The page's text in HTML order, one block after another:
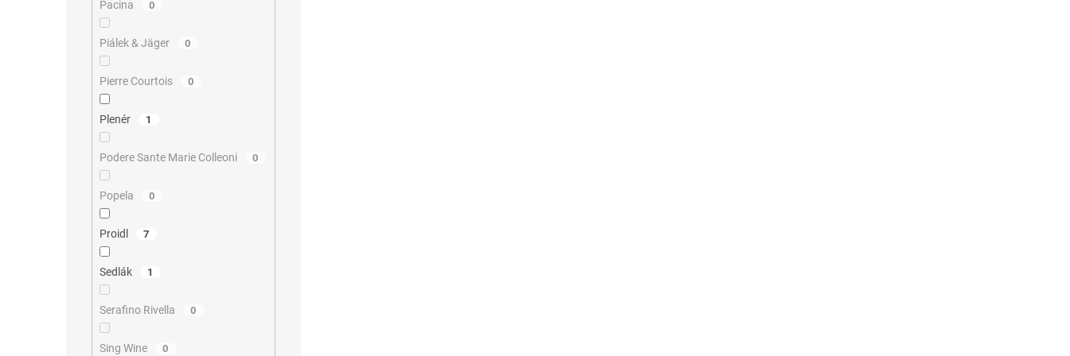
Pacina 0
Piálek & Jäger 0
Pierre Courtois 0
Plenér 1
Podere Sante Marie Colleoni 0
Popela 0
Proidl 7
Sedlák 1
Serafino Rivella 0
Sing Wine 0